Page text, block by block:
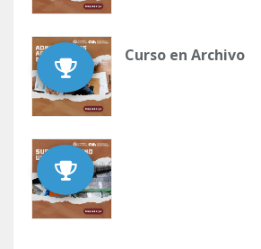
Curso en Archivo